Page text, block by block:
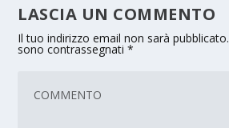
LASCIA UN COMMENTO
Il tuo indirizzo email non sarà pubblicato.
sono contrassegnati*